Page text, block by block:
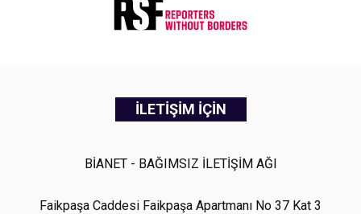
İLETİŞİM İÇİN
BİANET - BAĞIMSIZ İLETİŞİM AĞI
Faikpaşa Caddesi Faikpaşa Apartmanı No 37 Kat 3